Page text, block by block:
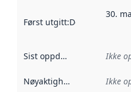
Først utgitt:Denne datoen
30.
Sist oppdatert Ikke
Nøyaktighet Ikke